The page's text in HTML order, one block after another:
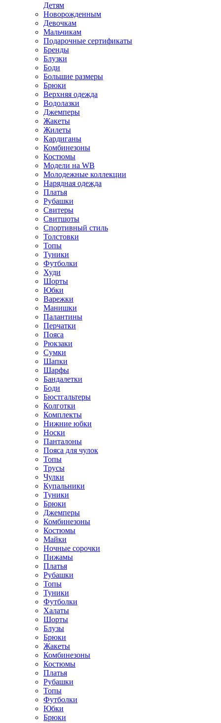
Детям
Новорожденным
Девочкам
Мальчикам
Подарочные сертификаты
Бренды
Блузки
Боди
Большие размеры
Брюки
Верхняя одежда
Водолазки
Джемперы
Жакеты
Жилеты
Кардиганы
Комбинезоны
Костюмы
Модели на WB
Молодежные коллекции
Нарядная одежда
Платья
Рубашки
Свитеры
Свитшоты
Спортивный стиль
Толстовки
Топы
Туники
Футболки
Худи
Шорты
Юбки
Варежки
Манишки
Палантины
Перчатки
Пояса
Рюкзаки
Сумки
Шапки
Шарфы
Бандалетки
Боди
Бюстгальтеры
Колготки
Комплекты
Нижние юбки
Носки
Панталоны
Поясa для чулок
Топы
Трусы
Чулки
Купальники
Туники
Брюки
Джемперы
Комбинезоны
Костюмы
Майки
Ночные сорочки
Пижамы
Платья
Рубашки
Топы
Туники
Футболки
Халаты
Шорты
Блузы
Брюки
Жакеты
Комбинезоны
Костюмы
Платья
Рубашки
Топы
Футболки
Юбки
Брюки